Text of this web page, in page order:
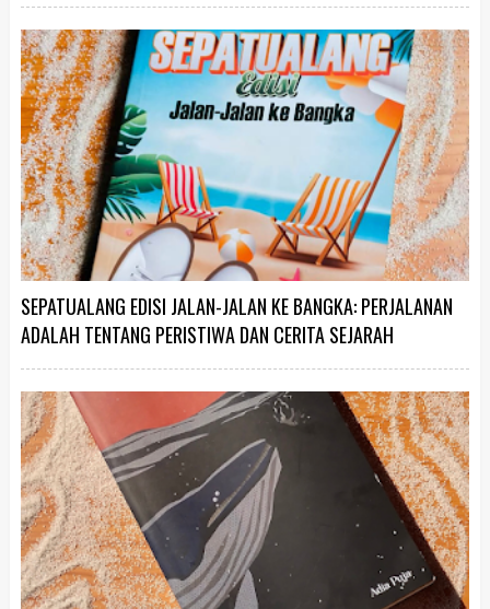
SEPATUALANG EDISI JALAN-JALAN KE BANGKA: PERJALANAN
ADALAH TENTANG PERISTIWA DAN CERITA SEJARAH